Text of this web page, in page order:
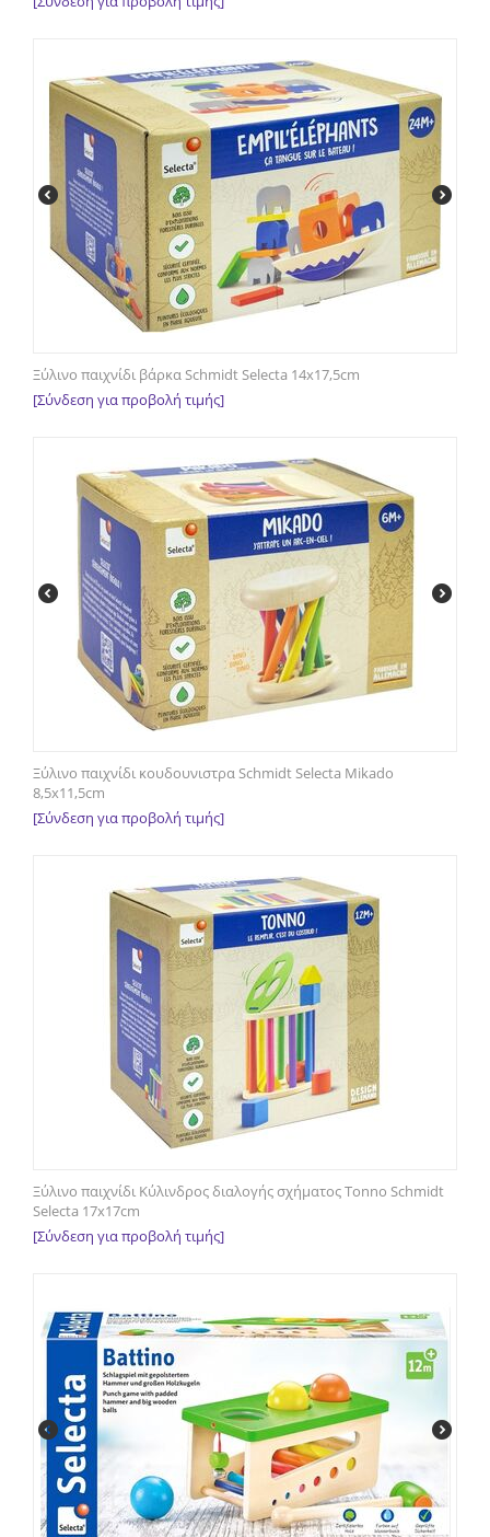
Ξύλινο παιχνίδι βάρκα Schmidt Selecta 14x17,5cm
[Σύνδεση για προβολή τιμής]
Ξύλινο παιχνίδι κουδουνιστρα Schmidt Selecta Mikado
8,5x11,5cm
[Σύνδεση για προβολή τιμής]
Ξύλινο παιχνίδι Κύλινδρος διαλογής σχήματος Tonno Schmidt
Selecta 17x17cm
[Σύνδεση για προβολή τιμής]